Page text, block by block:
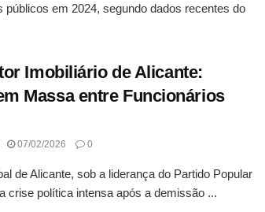
públicos em 2024, segundo dados recentes do
Imobiliário de Alicante:
Massa entre Funcionários
07/02/2026 0
de Alicante, sob a liderança do Partido Popular
crise política intensa após a demissão ...